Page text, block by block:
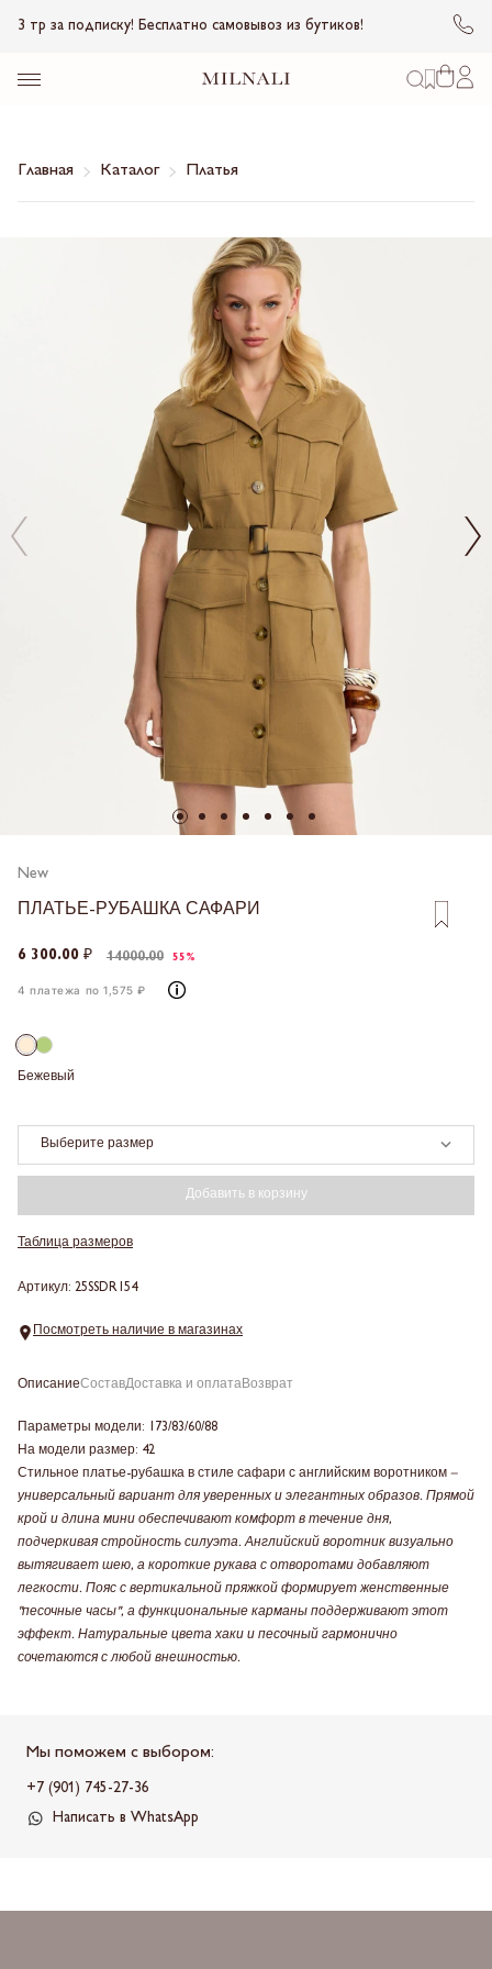
3 тр за подписку! Бесплатно самовывоз из бутиков!
Главная Каталог Платья
New
ПЛАТЬЕ-РУБАШКА САФАРИ
6 300.00 ₽ 14000.00 55%
4 платежа по 1,575 ₽
Бежевый
Выберите размер
Добавить в корзину
Таблица размеров
Артикул: 25SSDR154
Посмотреть наличие в магазинах
ОписаниеСоставДоставка и оплатаВозврат
Параметры модели: 173/83/60/88
На модели размер: 42
Стильное платье-рубашка в стиле сафари с английским воротником –
универсальный вариант для уверенных и элегантных образов. Прямой
крой и длина мини обеспечивают комфорт в течение дня,
подчеркивая стройность силуэта. Английский воротник визуально
вытягивает шею, а короткие рукава с отворотами добавляют
легкости. Пояс с вертикальной пряжкой формирует женственные
"песочные часы", а функциональные карманы поддерживают этот
эффект. Натуральные цвета хаки и песочный гармонично
сочетаются с любой внешностью.
Мы поможем с выбором:
+7 (901) 745-27-36
Написать в WhatsApp